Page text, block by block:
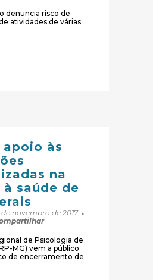
denuncia risco de
atividades de várias
às
na
saúde de
novembro de 2017
de Psicologia de
MG) vem a público
de encerramento de